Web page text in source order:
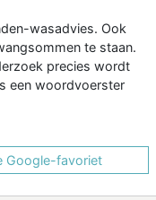
wasadvies. Ook
te staan.
precies wordt
een woordvoerster
Google-favoriet